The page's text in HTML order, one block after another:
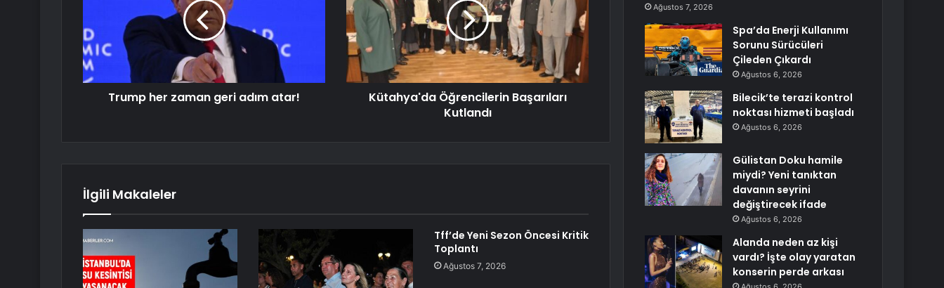
Trump her zaman geri adım atar!
Kütahya'da Öğrencilerin Başarıları
Kutlandı
İlgili Makaleler
Tff’de Yeni Sezon Öncesi Kritik
Toplantı
Ağustos 7, 2026
Ağustos 7, 2026
Spa’da Enerji Kullanımı
Sorunu Sürücüleri
Çileden Çıkardı
Ağustos 6, 2026
Bilecik’te terazi kontrol
noktası hizmeti başladı
Ağustos 6, 2026
Gülistan Doku hamile
miydi? Yeni tanıktan
davanın seyrini
değiştirecek ifade
Ağustos 6, 2026
Alanda neden az kişi
vardı? İşte olay yaratan
konserin perde arkası